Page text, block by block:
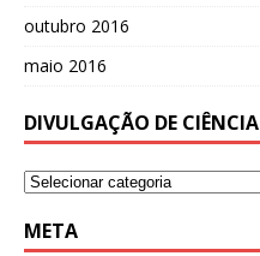
outubro 2016
maio 2016
DIVULGAÇÃO DE CIÊNCIA
META